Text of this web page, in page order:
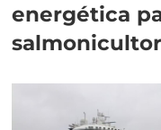
energética